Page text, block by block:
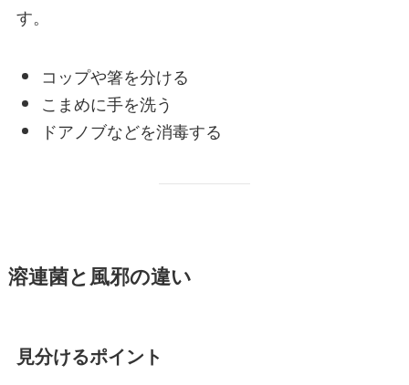
す。
コップや箸を分ける
こまめに手を洗う
ドアノブなどを消毒する
溶連菌と風邪の違い
見分けるポイント